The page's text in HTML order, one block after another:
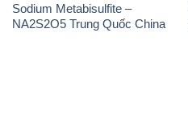
Sodium Metabisulfite –
NA2S2O5 Trung Quốc China